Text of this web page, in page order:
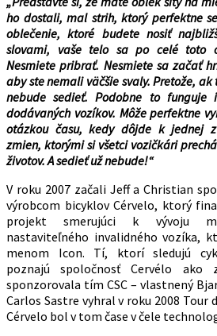
ho dostali, mal strih, ktorý perfektne
oblečenie, ktoré budete nosiť
slovami, vaše telo sa po celé toto
Nesmiete pribrať. Nesmiete sa začať
aby ste nemali väčšie svaly. Pretože,
nebude sedieť. Podobne to
dodávaných vozíkov. Môže perfektne
otázkou času, kedy dôjde k jednej z
zmien, ktorými si všetci vozičkári
životov. A sedieť už nebude!“
V roku 2007 začali Jeff a Christian
výrobcom bicyklov Cérvelo, ktorý
projekt smerujúci k vývoju
nastaviteľného invalidného vozíka,
menom Icon. Tí, ktorí sledujú
poznajú spoločnosť Cervélo ako
sponzorovala tím CSC – vlastnený
Carlos Sastre vyhral v roku 2008 Tour
Cérvelo bol v tom čase v čele